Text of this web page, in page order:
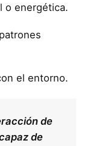
o energética.
el entorno.
de
de